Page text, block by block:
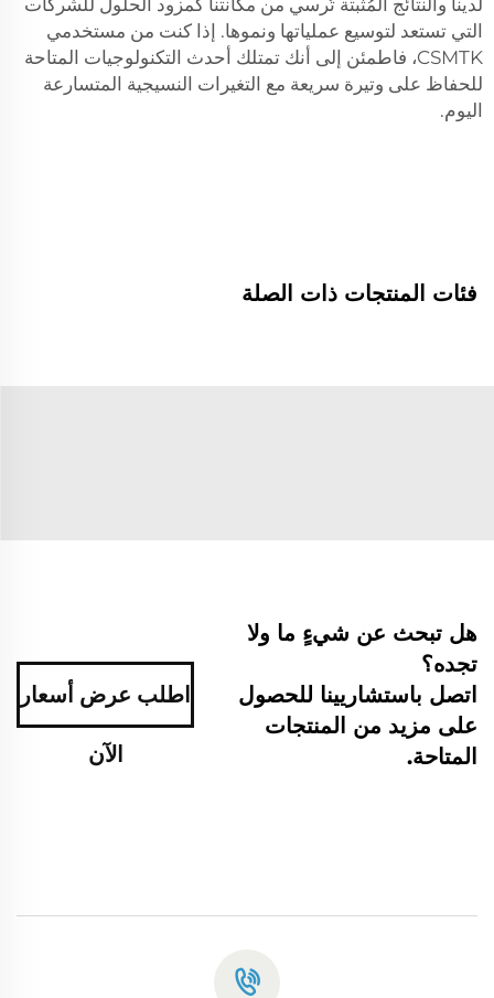
لدينا والنتائج المُثبتة تُرسي من مكانتنا كمزود الحلول للشركات
التي تستعد لتوسيع عملياتها ونموها. إذا كنت من مستخدمي
CSMTK، فاطمئن إلى أنك تمتلك أحدث التكنولوجيات المتاحة
للحفاظ على وتيرة سريعة مع التغيرات النسيجية المتسارعة
اليوم.
فئات المنتجات ذات الصلة
هل تبحث عن شيءٍ ما ولا
تجده؟
اتصل باستشاريينا للحصول
على مزيد من المنتجات
المتاحة.
اطلب عرض أسعار
الآن